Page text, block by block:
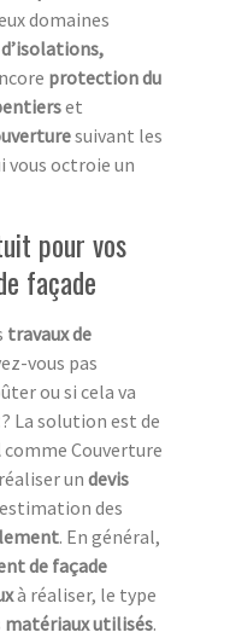
domaines
protection du
et
suivant les
vous octroie un
pour vos
façade
travaux de
vous pas
ou si cela va
? La solution est de
comme Couverture
undevis
estimation des
. En général,
de façade
à réaliser, le type
matériaux utilisés.